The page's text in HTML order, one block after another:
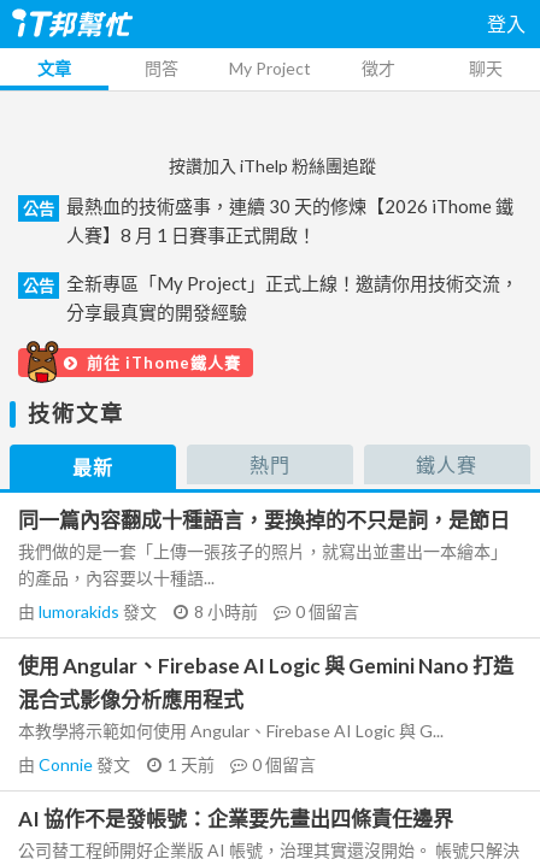
登入
文章 問答 My Project 徵才 聊天
按讚加入 iThelp 粉絲團追蹤
公告
最熱血的技術盛事，連續 30 天的修煉【2026 iThome 鐵
人賽】8 月 1 日賽事正式開啟！
公告
全新專區「My Project」正式上線！邀請你用技術交流，
分享最真實的開發經驗
前往 iThome鐵人賽
技術文章
最新 熱門 鐵人賽
同一篇內容翻成十種語言，要換掉的不只是詞，是節日
我們做的是一套「上傳一張孩子的照片，就寫出並畫出一本繪本」
的產品，內容要以十種語...
由 lumorakids 發文 8 小時前 0個留言
使用 Angular、Firebase AI Logic 與 Gemini Nano 打造
混合式影像分析應用程式
本教學將示範如何使用 Angular、Firebase AI Logic 與 G...
由 Connie發文 1 天前 0個留言
AI 協作不是發帳號：企業要先畫出四條責任邊界
公司替工程師開好企業版 AI 帳號，治理其實還沒開始。 帳號只解決